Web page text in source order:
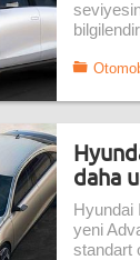
daha
Hyundai
yeni
standart